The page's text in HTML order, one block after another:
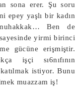
sona erer. Şu soru
epey yaşlı bir kadın
Ben de
yirmi birinci
gücüne erişmiştir.
işçi sı6nıfının
istiyor. Bunu
muazzam iş!